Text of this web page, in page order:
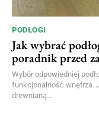
PODŁOGI
Jak wybrać
poradnik przed
Wybór odpowiedniej
funkcjonalność wnętrza.
drewnianą...